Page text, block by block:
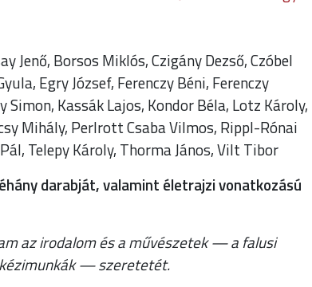
Jenő, Borsos Miklós, Czigány Dezső, Czóbel
Egry József, Ferenczy Béni, Ferenczy
Kassák Lajos, Kondor Béla, Lotz Károly,
Mihály, Perlrott Csaba Vilmos, Rippl-Rónai
Telepy Károly, Thorma János, Vilt Tibor
darabját, valamint életrajzi vonatkozású
az irodalom és a művészetek — a falusi
kézimunkák — szeretetét.